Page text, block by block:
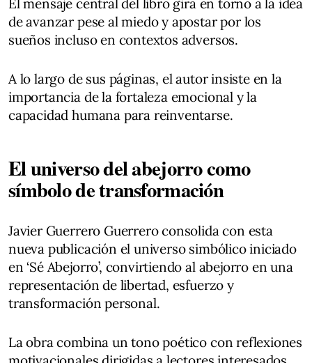
de avanzar pese al miedo y apostar por los
sueños incluso en contextos adversos.
A lo largo de sus páginas, el autor insiste en la
importancia de la fortaleza emocional y la
capacidad humana para reinventarse.
El universo del abejorro como
símbolo de transformación
Javier Guerrero Guerrero consolida con esta
nueva publicación el universo simbólico iniciado
en ‘Sé Abejorro’, convirtiendo al abejorro en una
representación de libertad, esfuerzo y
transformación personal.
La obra combina un tono poético con reflexiones